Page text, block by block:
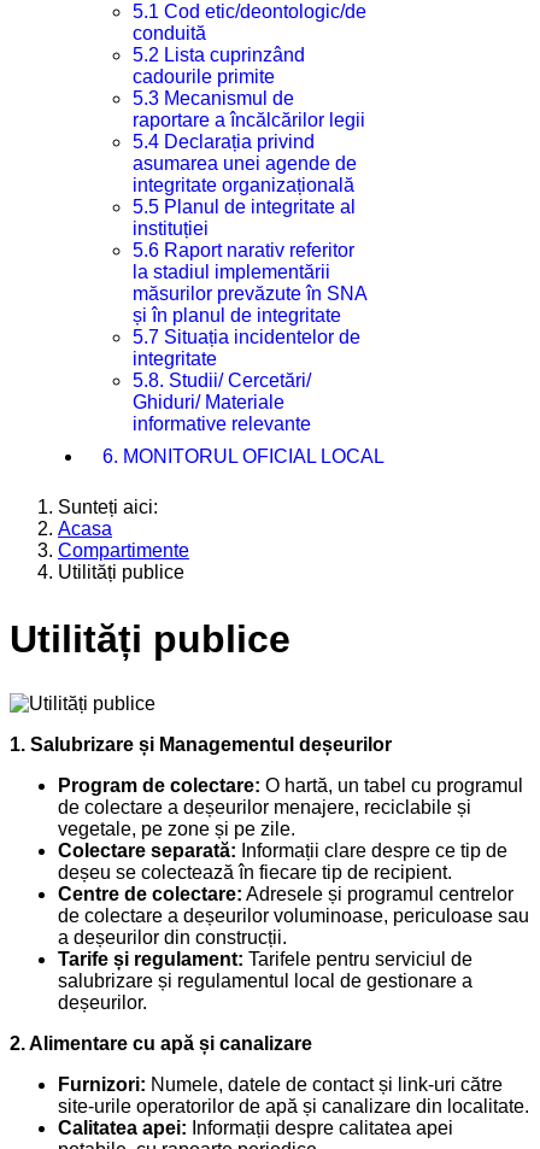
5.1 Cod etic/deontologic/de
conduită
5.2 Lista cuprinzând
cadourile primite
5.3 Mecanismul de
raportare a încălcărilor legii
5.4 Declarația privind
asumarea unei agende de
integritate organizațională
5.5 Planul de integritate al
instituției
5.6 Raport narativ referitor
la stadiul implementării
măsurilor prevăzute în SNA
și în planul de integritate
5.7 Situația incidentelor de
integritate
5.8. Studii/ Cercetări/
Ghiduri/ Materiale
informative relevante
6. MONITORUL OFICIAL LOCAL
Sunteți aici:
Acasa
Compartimente
Utilități publice
Utilități publice
1. Salubrizare și Managementul deșeurilor
Program de colectare: O hartă, un tabel cu programul
de colectare a deșeurilor menajere, reciclabile și
vegetale, pe zone și pe zile.
Colectare separată: Informații clare despre ce tip de
deșeu se colectează în fiecare tip de recipient.
Centre de colectare: Adresele și programul centrelor
de colectare a deșeurilor voluminoase, periculoase sau
a deșeurilor din construcții.
Tarife și regulament: Tarifele pentru serviciul de
salubrizare și regulamentul local de gestionare a
deșeurilor.
2. Alimentare cu apă și canalizare
Furnizori: Numele, datele de contact și link-uri către
site-urile operatorilor de apă și canalizare din localitate.
Calitatea apei: Informații despre calitatea apei